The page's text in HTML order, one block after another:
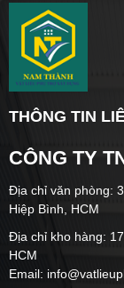
THÔNG TIN
CÔNG TY
Địa chỉ văn phòng:
Hiệp Bình, HCM
Địa chỉ kho hàng:
HCM
Email: